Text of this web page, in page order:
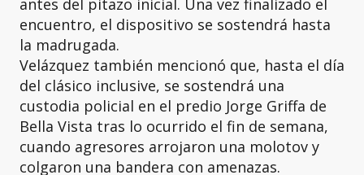
antes del pitazo inicial. Una vez finalizado el
encuentro, el dispositivo se sostendrá hasta
la madrugada.
Velázquez también mencionó que, hasta el día
del clásico inclusive, se sostendrá una
custodia policial en el predio Jorge Griffa de
Bella Vista tras lo ocurrido el fin de semana,
cuando agresores arrojaron una molotov y
colgaron una bandera con amenazas.